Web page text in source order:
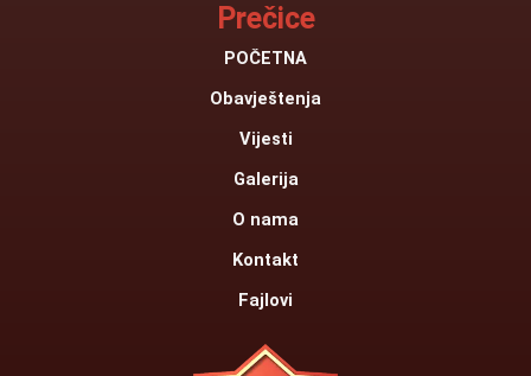
e
b
o
k
t
u
e
Prečice
POČETNA
Obavještenja
Vijesti
Galerija
O nama
Kontakt
Fajlovi